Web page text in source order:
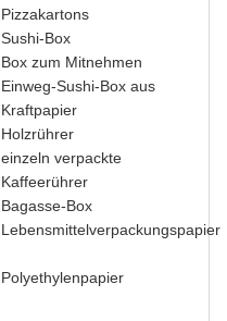
Pizzakartons
Sushi-Box
Box zum Mitnehmen
Einweg-Sushi-Box aus
Kraftpapier
Holzrührer
einzeln verpackte
Kaffeerührer
Bagasse-Box
Lebensmittelverpackungspapier
Polyethylenpapier